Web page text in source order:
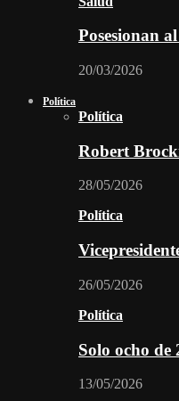
Posesionan
20/03/2026
Política
Política
Robert
28/05/2026
Política
26/05/2026
Política
Solo ocho
13/05/2026